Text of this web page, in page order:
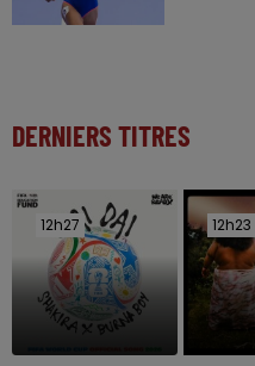
DERNIERS TITRES
12h27
12h27 12h23
12h23